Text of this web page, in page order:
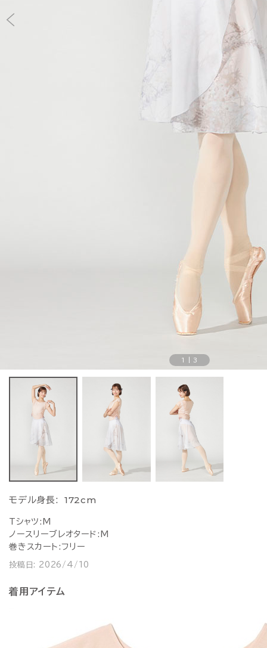
1 3
モデル身長: 172cm
Tシャツ:M
ノースリーブレオタード:M
巻きスカート:フリー
投稿日: 2026/4/10
着用アイテム